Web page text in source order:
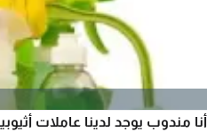
أنا مندوب يوجد لدينا عاملات